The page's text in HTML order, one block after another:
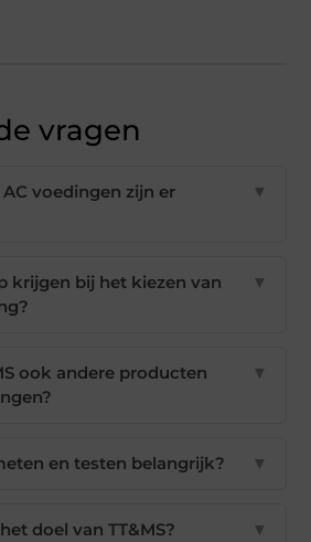
vragen
voedingen zijn er
▼
krijgen bij het kiezen van
▼
ook andere producten
▼
en testen belangrijk? ▼
doel van TT&MS? ▼